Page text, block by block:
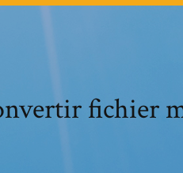
fichier